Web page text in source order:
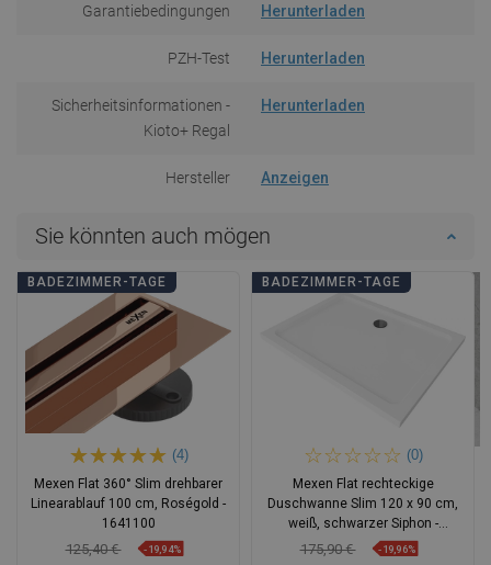
Garantiebedingungen Herunterladen
PZH-Test Herunterladen
Sicherheitsinformationen -
Kioto+ Regal
Herunterladen
Hersteller Anzeigen
Sie könnten auch mögen
BADEZIMMER-TAGE
(4)
Mexen Flat 360° Slim drehbarer
Linearablauf 100 cm, Roségold -
1641100
125,40 € -19,94%
BADEZIMMER-TAGE
(0)
Mexen Flat rechteckige
Duschwanne Slim 120 x 90 cm,
weiß, schwarzer Siphon -
40109012B
175,90 € -19,96%